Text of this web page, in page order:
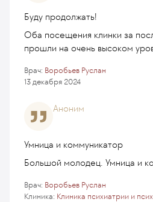
Буду продолжать!
Оба посещения клинки за
прошли на очень высоком
Врач: Воробьев Руслан
13 декабря 2024
Аноним
Умница и коммуникатор
Большой молодец. Умница и
Клиника: Клиника психиатрии и
Врач: Воробьев Руслан